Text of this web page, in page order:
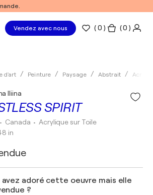
Vendez avec nous (0 ) ( 0 )
d'art Peinture Paysage Abstrait
SPIRIT
Iliina
• Canada •Acrylique sur Toile
in
avez adoré cette oeuvre mais elle
?